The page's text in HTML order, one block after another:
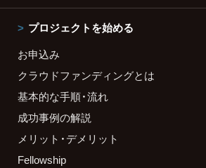
プロジェクトを始める
お申込み
クラウドファンディングとは
基本的な手順・流れ
成功事例の解説
メリット・デメリット
Fellowship